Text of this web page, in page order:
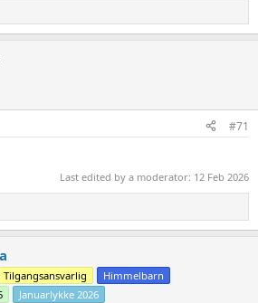
#71
Last edited by a moderator: 12 Feb 2026
Tilgangsansvarlig
Himmelbarn
Januarlykke 2026